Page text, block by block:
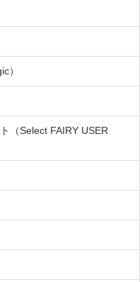
）
（Select FAIRY USER